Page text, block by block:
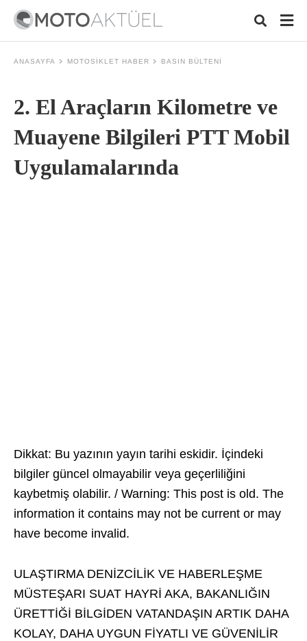
ANASAYFA MOTOSIKLET HABER BASIN BÜLTENI
2. El Araçların Kilometre ve
Muayene Bilgileri PTT Mobil
Uygulamalarında
Dikkat: Bu yazının yayın tarihi eskidir. İçindeki
bilgiler güncel olmayabilir veya geçerliliğini
kaybetmiş olabilir. / Warning: This post is old. The
information it contains may not be current or may
have become invalid.
ULAŞTIRMA DENİZCİLİK VE HABERLEŞME
MÜSTEŞARI SUAT HAYRİ AKA, BAKANLIĞIN
ÜRETTİĞİ BİLGİDEN VATANDAŞIN ARTIK DAHA
KOLAY, DAHA UYGUN FİYATLI VE GÜVENİLİR